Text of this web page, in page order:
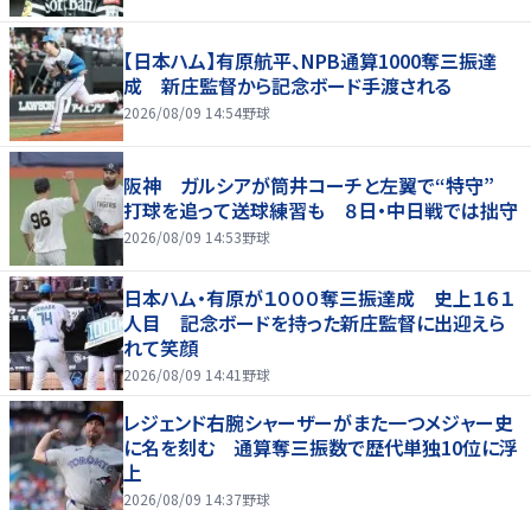
【日本ハム】有原航平、NPB通算1000奪三振達
成 新庄監督から記念ボード手渡される
2026/08/09 14:54野球
阪神 ガルシアが筒井コーチと左翼で“特守”
打球を追って送球練習も ８日・中日戦では拙守
2026/08/09 14:53野球
日本ハム・有原が１０００奪三振達成 史上１６１
人目 記念ボードを持った新庄監督に出迎えら
れて笑顔
2026/08/09 14:41 野球
レジェンド右腕シャーザーがまた一つメジャー史
に名を刻む 通算奪三振数で歴代単独10位に浮
上
2026/08/09 14:37野球